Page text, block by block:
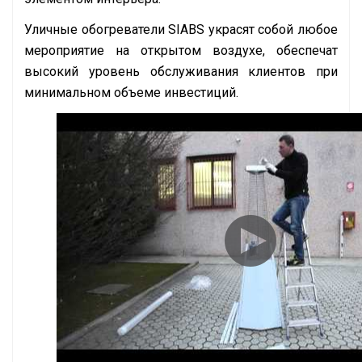
Уличные обогреватели SIABS украсят собой любое
мероприятие на открытом воздухе, обеспечат
высокий уровень обслуживания клиентов при
минимальном объеме инвестиций.